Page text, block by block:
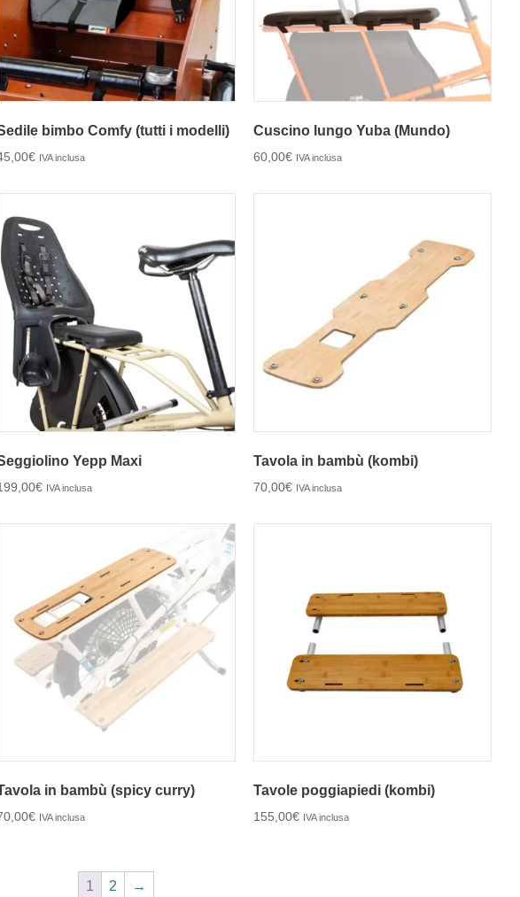
bimbo Comfy (tutti i modelli)
€ IVA inclusa
Cuscino lungo Yuba (Mundo)
60,00€ IVA inclusa
Yepp Maxi
€ IVA inclusa
Tavola in bambù (kombi)
70,00€ IVA inclusa
in bambù (spicy curry)
€ IVA inclusa
Tavole poggiapiedi (kombi)
155,00€ IVA inclusa
1 2 →